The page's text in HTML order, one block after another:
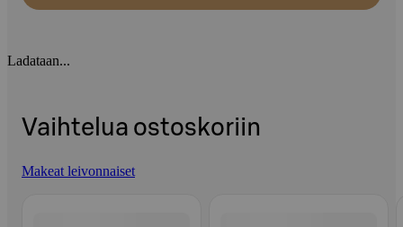
Ladataan...
Vaihtelua ostoskoriin
Makeat leivonnaiset